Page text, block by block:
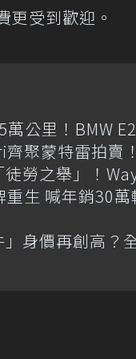
更受到歡迎。
公里！BMW
聚蒙特雷拍賣
勞之舉」！
生 喊年銷30
身價再創高？